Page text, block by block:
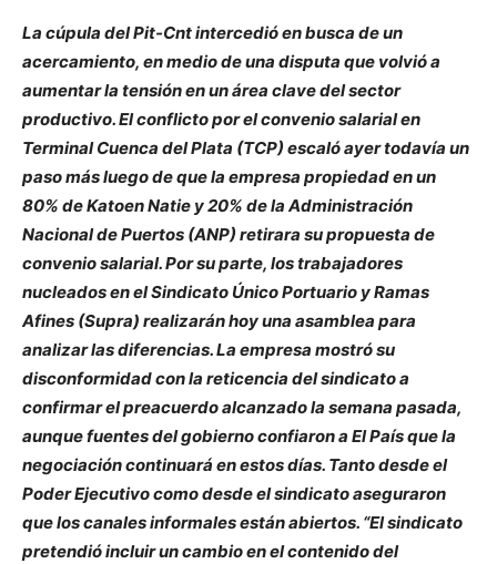
La cúpula del Pit-Cnt intercedió en busca de un
acercamiento, en medio de una disputa que volvió a
aumentar la tensión en un área clave del sector
productivo. El conflicto por el convenio salarial en
Terminal Cuenca del Plata (TCP) escaló ayer todavía un
paso más luego de que la empresa propiedad en un
80% de Katoen Natie y 20% de la Administración
Nacional de Puertos (ANP) retirara su propuesta de
convenio salarial. Por su parte, los trabajadores
nucleados en el Sindicato Único Portuario y Ramas
Afines (Supra) realizarán hoy una asamblea para
analizar las diferencias. La empresa mostró su
disconformidad con la reticencia del sindicato a
confirmar el preacuerdo alcanzado la semana pasada,
aunque fuentes del gobierno confiaron a El País que la
negociación continuará en estos días. Tanto desde el
Poder Ejecutivo como desde el sindicato aseguraron
que los canales informales están abiertos. “El sindicato
pretendió incluir un cambio en el contenido del